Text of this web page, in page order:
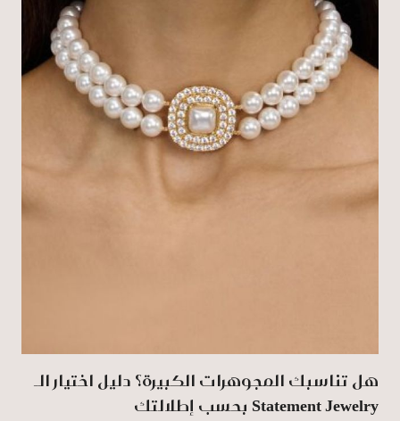
هل تناسبك المجوهرات الكبيرة؟ دليل اختيار الـ
Statement Jewelry بحسب إطلالتك